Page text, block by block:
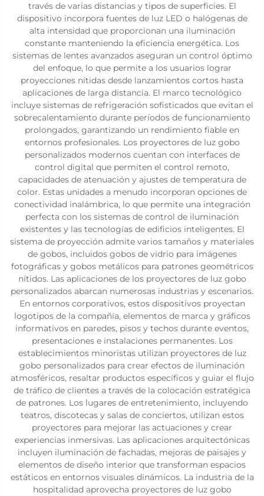
través de varias distancias y tipos de superficies. El
dispositivo incorpora fuentes de luz LED o halógenas de
alta intensidad que proporcionan una iluminación
constante manteniendo la eficiencia energética. Los
sistemas de lentes avanzados aseguran un control óptimo
del enfoque, lo que permite a los usuarios lograr
proyecciones nítidas desde lanzamientos cortos hasta
aplicaciones de larga distancia. El marco tecnológico
incluye sistemas de refrigeración sofisticados que evitan el
sobrecalentamiento durante períodos de funcionamiento
prolongados, garantizando un rendimiento fiable en
entornos profesionales. Los proyectores de luz gobo
personalizados modernos cuentan con interfaces de
control digital que permiten el control remoto,
capacidades de atenuación y ajustes de temperatura de
color. Estas unidades a menudo incorporan opciones de
conectividad inalámbrica, lo que permite una integración
perfecta con los sistemas de control de iluminación
existentes y las tecnologías de edificios inteligentes. El
sistema de proyección admite varios tamaños y materiales
de gobos, incluidos gobos de vidrio para imágenes
fotográficas y gobos metálicos para patrones geométricos
nítidos. Las aplicaciones de los proyectores de luz gobo
personalizados abarcan numerosas industrias y escenarios.
En entornos corporativos, estos dispositivos proyectan
logotipos de la compañía, elementos de marca y gráficos
informativos en paredes, pisos y techos durante eventos,
presentaciones e instalaciones permanentes. Los
establecimientos minoristas utilizan proyectores de luz
gobo personalizados para crear efectos de iluminación
atmosféricos, resaltar productos específicos y guiar el flujo
de tráfico de clientes a través de la colocación estratégica
de patrones. Los lugares de entretenimiento, incluyendo
teatros, discotecas y salas de conciertos, utilizan estos
proyectores para mejorar las actuaciones y crear
experiencias inmersivas. Las aplicaciones arquitectónicas
incluyen iluminación de fachadas, mejoras de paisajes y
elementos de diseño interior que transforman espacios
estáticos en entornos visuales dinámicos. La industria de la
hospitalidad aprovecha proyectores de luz gobo